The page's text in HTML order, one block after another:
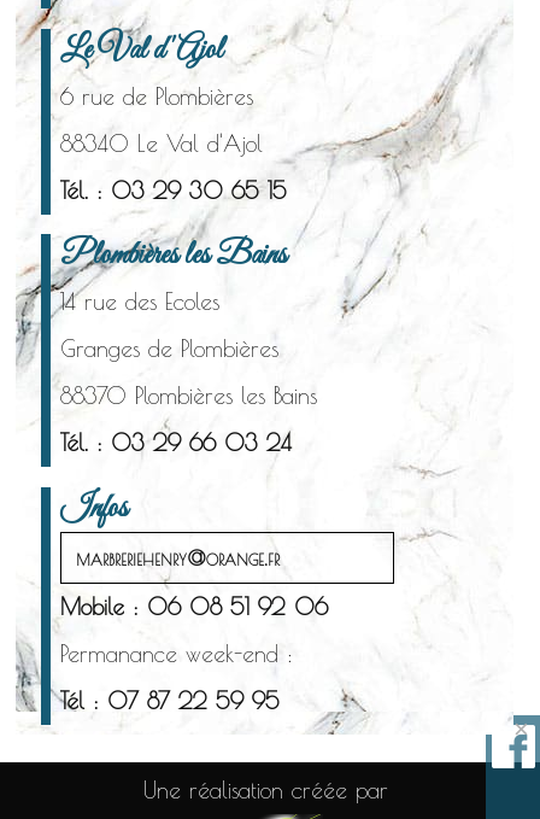
Le Val d'Ajol
6 rue de Plombières
88340 Le Val d'Ajol
Tél. : 03 29 30 65 15
Plombières les Bains
14 rue des Ecoles
Granges de Plombières
88370 Plombières les Bains
Tél. : 03 29 66 03 24
Infos
marbreriehenry@orange.fr
Mobile : 06 08 51 92 06
Permanance week-end :
Tél : 07 87 22 59 95
Une réalisation créée par
×